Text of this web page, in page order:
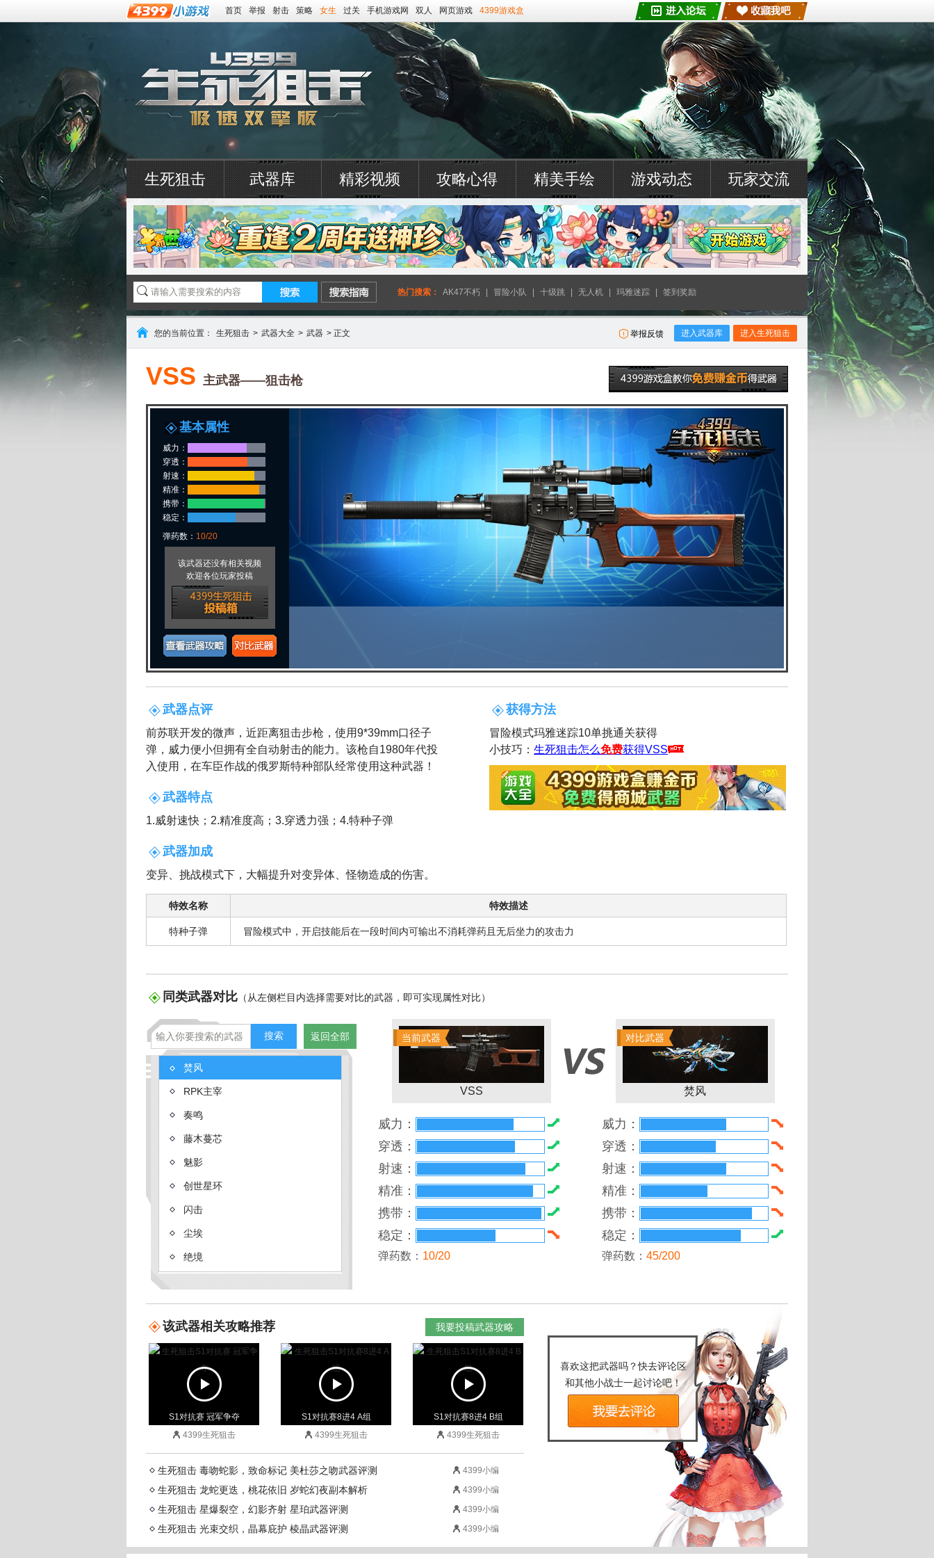
首页 举报 射击 策略 女生 过关 手机游戏网 双人 网页游戏 4399游戏盒
4399生死狙击
生死狙击 武器库 精彩视频 攻略心得 精美手绘 游戏动态 玩家交流
热门搜索： AK47不朽 冒险小队 十级跳 无人机 玛雅迷踪 签到奖励
您的当前位置： 生死狙击 > 武器大全 > 武器 > 正文 进入生死狙击
进入武器库
举报反馈
VSS 主武器——狙击枪
基本属性
威力：
穿透：
射速：
精准：
携带：
稳定：
弹药数： 10/20
该武器还没有相关视频
欢迎各位玩家投稿
4399生死狙击投稿
生死狙击VSS武 生死狙击
武器点评
前苏联开发的微声，近距离狙击步枪，使用9*39mm口径子
弹，威力便小但拥有全自动射击的能力。该枪自1980年代投
入使用，在车臣作战的俄罗斯特种部队经常使用这种武器！
武器特点
1.威射速快；2.精准度高；3.穿透力强；4.特种子弹
武器加成
变异、挑战模式下，大幅提升对变异体、怪物造成的伤害。
获得方法
冒险模式玛雅迷踪10单挑通关获得
小技巧： 生死狙击怎么免费获得VSS
特效名称 特效描述
特种子弹 冒险模式中，开启技能后在一段时间内可输出不消耗弹药且无后坐力的攻击力
同类武器对比 （从左侧栏目内选择需要对比的武器，即可实现属性对比）
返回全部
焚风
RPK主宰
奏鸣
藤木蔓芯
魅影
创世星环
闪击
尘埃
绝境
神谕
弧光
黑炎
AK47主宰
核子裂变
迷你派拉
终末之弩
不灭星核
子龙
当前武器
VSS
威力：
穿透：
射速：
精准：
携带：
稳定：
弹药数： 10/20
对比武器
焚风
威力：
穿透：
射速：
精准：
携带：
稳定：
弹药数： 45/200
我要投稿武器攻略
该武器相关攻略推荐
喜欢这把武器吗？快去评论区
和其他小战士一起讨论吧！
S1对抗赛 冠军争夺
4399生死狙击
S1对抗赛8进4 A组
4399生死狙击
S1对抗赛8进4 B组
4399生死狙击
S1对抗赛 冠军争夺
4399生死狙击
S1对抗赛8进4 A组
4399生死狙击
S1对抗赛8进4 B组
4399生死狙击
4399小编
生死狙击 毒吻蛇影，致命标记 美杜莎之吻武器评测
4399小编
生死狙击 龙蛇更迭，桃花依旧 岁蛇幻夜副本解析
4399小编
生死狙击 星爆裂空，幻影齐射 星珀武器评测
4399小编
生死狙击 光束交织，晶幕庇护 棱晶武器评测